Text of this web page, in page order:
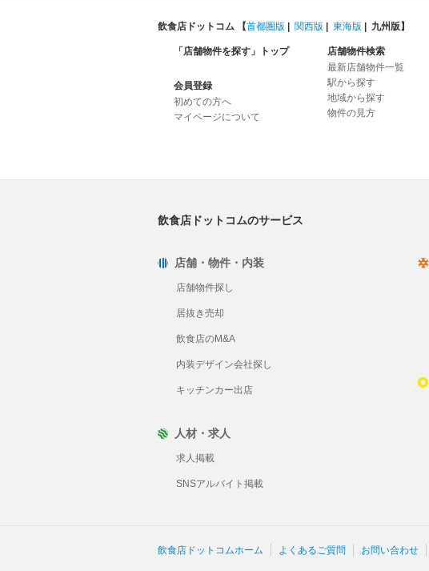
飲食店ドットコム 【首都圏版 | 関西版 | 東海版 | 九州版】
「店舗物件を探す」トップ
会員登録
初めての方へ
マイページについて
店舗物件検索
最新店舗物件一覧
駅から探す
地域から探す
物件の見方
飲食店ドットコムのサービス
店舗・物件・内装
店舗物件探し
居抜き売却
飲食店のM&A
内装デザイン会社探し
キッチンカー出店
人材・求人
求人掲載
SNSアルバイト掲載
飲食店ドットコムホーム よくあるご質問 お問い合わせ